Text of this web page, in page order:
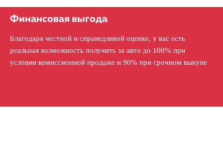
Финансовая выгода
Благодаря честной и справедливой оценке, у вас есть
реальная возможность получить за авто до 100% при
условии комиссионной продаже и 90% при срочном выкупе